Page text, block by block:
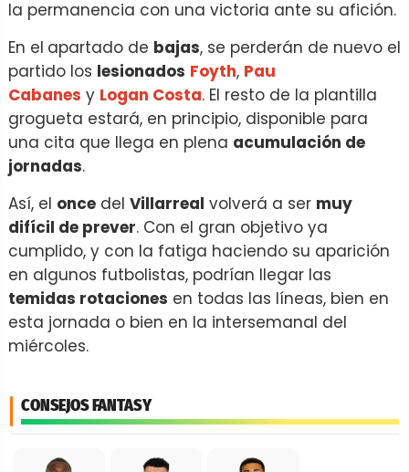
la permanencia con una victoria ante su afición.
En el apartado de bajas, se perderán de nuevo el
partido los lesionados Foyth, Pau
Cabanes y Logan Costa. El resto de la plantilla
grogueta estará, en principio, disponible para
una cita que llega en plena acumulación de
jornadas.
Así, el once del Villarreal volverá a ser muy
difícil de prever. Con el gran objetivo ya
cumplido, y con la fatiga haciendo su aparición
en algunos futbolistas, podrían llegar las
temidas rotaciones en todas las líneas, bien en
esta jornada o bien en la intersemanal del
miércoles.
CONSEJOS FANTASY